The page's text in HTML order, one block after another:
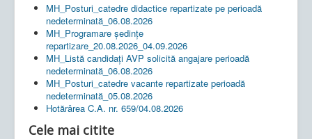
MH_Posturi_catedre didactice repartizate pe perioadă
nedeterminată_06.08.2026
MH_Programare ședințe
repartizare_20.08.2026_04.09.2026
MH_Listă candidați AVP solicită angajare perioadă
nedeterminată_06.08.2026
MH_Posturi_catedre vacante repartizate perioadă
nedeterminată_05.08.2026
Hotărârea C.A. nr. 659/04.08.2026
Cele mai citite